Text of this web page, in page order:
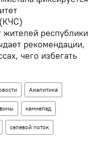
жителей республики
рекомендации,
чего избегать
Аналитика
камнепад
селевой поток